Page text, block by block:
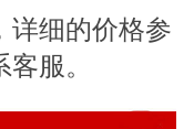
详细的价格参
服。